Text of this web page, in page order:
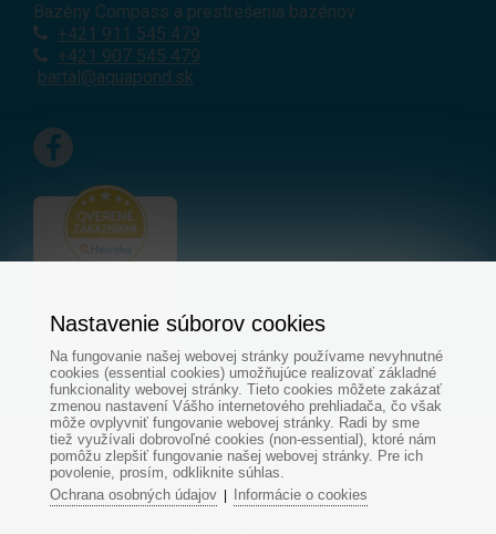
Bazény Compass a prestrešenia bazénov
+421 911 545 479
+421 907 545 479
bartal@aquapond.sk
© Všetky práva vyhradené - www.aquapond.sk
Tvorba web stránok
Nastavenie súborov cookies
Na fungovanie našej webovej stránky používame nevyhnutné
cookies (essential cookies) umožňujúce realizovať základné
funkcionality webovej stránky. Tieto cookies môžete zakázať
zmenou nastavení Vášho internetového prehliadača, čo však
môže ovplyvniť fungovanie webovej stránky. Radi by sme
tiež využívali dobrovoľné cookies (non-essential), ktoré nám
pomôžu zlepšiť fungovanie našej webovej stránky. Pre ich
povolenie, prosím, odkliknite súhlas.
Ochrana osobných údajov| Informácie o cookies